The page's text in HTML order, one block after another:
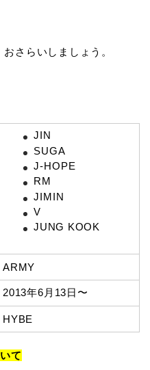
さらいしましょう。
JIN
SUGA
J-HOPE
RM
JIMIN
V
JUNG KOOK
ARMY
2013年6月13日〜
HYBE
て